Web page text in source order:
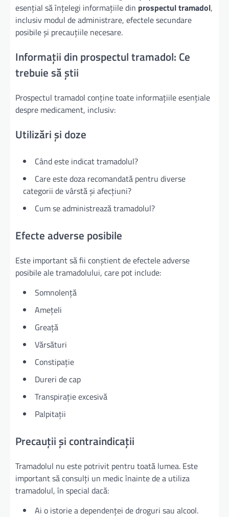
esențial să înțelegi informațiile din prospectul tramadol,
inclusiv modul de administrare, efectele secundare
posibile și precauțiile necesare.
Informații din prospectul tramadol: Ce
trebuie să știi
Prospectul tramadol conține toate informațiile esențiale
despre medicament, inclusiv:
Utilizări și doze
Când este indicat tramadolul?
Care este doza recomandată pentru diverse
categorii de vârstă și afecțiuni?
Cum se administrează tramadolul?
Efecte adverse posibile
Este important să fii conștient de efectele adverse
posibile ale tramadolului, care pot include:
Somnolență
Amețeli
Greață
Vărsături
Constipație
Dureri de cap
Transpirație excesivă
Palpitații
Precauții și contraindicații
Tramadolul nu este potrivit pentru toată lumea. Este
important să consulți un medic înainte de a utiliza
tramadolul, în special dacă:
Ai o istorie a dependenței de droguri sau alcool.